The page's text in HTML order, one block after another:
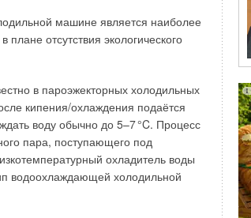
машине является наиболее
отсутствия экологического
в пароэжекторных холодильных
кипения/охлаждения подаётся
воду обычно до 5–7°C. Процесс
пара, поступающего под
охладитель воды
водоохлаждающей холодильной
Монтаж оборудования
устанавливаемого оборудования
не выбиваясь из общей гаммы.
ценность, включая жилые
При этом активно обсуждается